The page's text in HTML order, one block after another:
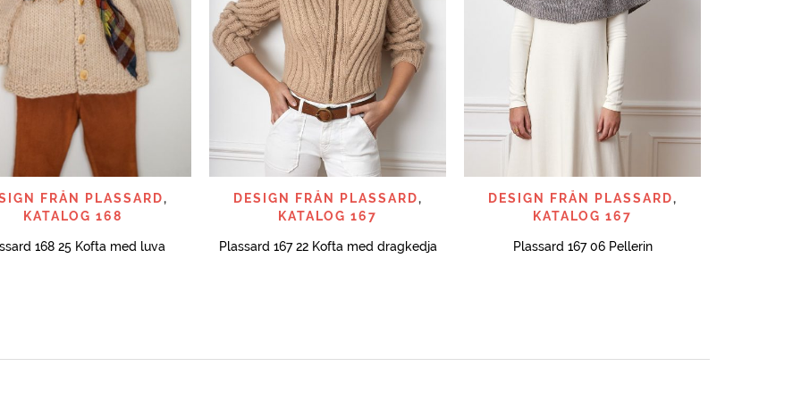
SNABBTITT
FRÅN PLASSARD,
KATALOG 168
168 25 Kofta med luva
SNABBTITT
DESIGN FRÅN PLASSARD,
KATALOG 167
Plassard 167 22 Kofta med dragkedja
SNABBTITT
DESIGN FRÅN PLASSARD,
KATALOG 167
Plassard 167 06 Pellerin